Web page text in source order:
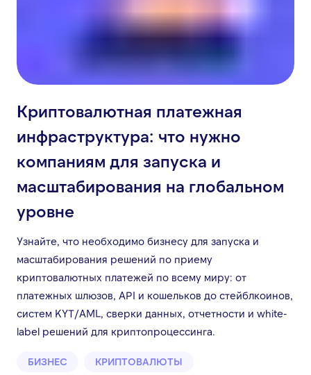
Криптовалютная платежная
инфраструктура: что нужно
компаниям для запуска и
масштабирования на глобальном
уровне
Узнайте, что необходимо бизнесу для запуска и
масштабирования решений по приему
криптовалютных платежей по всему миру: от
платежных шлюзов, API и кошельков до стейблкоинов,
систем KYT/AML, сверки данных, отчетности и white-
label решений для криптопроцессинга.
БИЗНЕС КРИПТОВАЛЮТЫ